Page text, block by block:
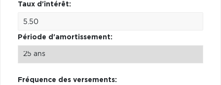
Taux d'intérêt:
Période d'amortissement:
Fréquence des versements: